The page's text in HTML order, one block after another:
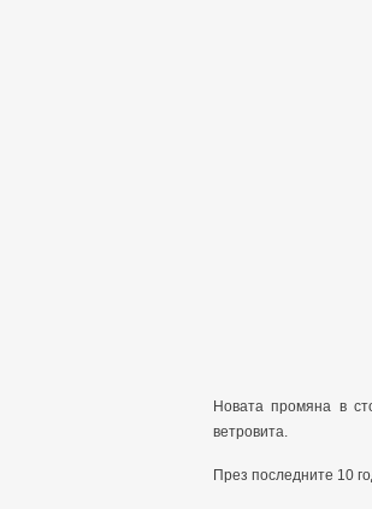
Новата промяна в
ветровита.
През последните 10